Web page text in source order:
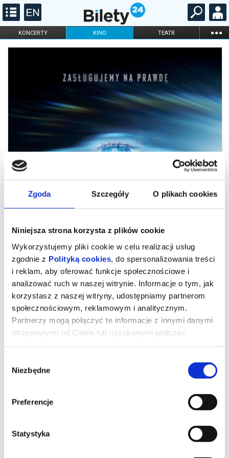
Zgoda Szczegóły O plikach cookies
Niniejsza strona korzysta z plików cookie
Wykorzystujemy pliki cookie w celu realizacji usług
zgodnie z Polityką cookies , do spersonalizowania treści
i reklam, aby oferować funkcje społecznościowe i
analizować ruch w naszej witrynie. Informacje o tym, jak
korzystasz z naszej witryny, udostępniamy partnerom
społecznościowym, reklamowym i analitycznym.
Partnerzy mogą połączyć te informacje z innymi danymi
otrzymanymi od Ciebie lub uzyskanymi podczas
zgody
Niezbędne
Preferencje
Statystyka
KONCERTY KINO TEATR ...
FILHARMONIA OPERA I BALET
Dzień objawienia
*******